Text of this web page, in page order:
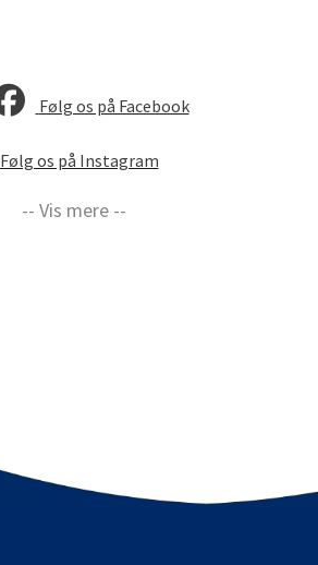
Følg os på Facebook
Følg os på Instagram
-- Vis mere --